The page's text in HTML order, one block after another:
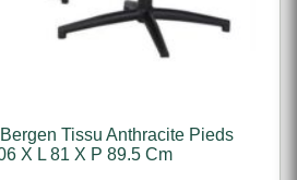
Tissu Anthracite Pieds
X L 81 X P 89.5 Cm